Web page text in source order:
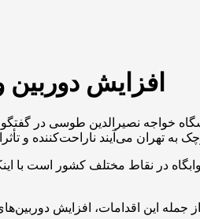
افزایش
خواجه نصیرالدین طوسی در گفتگو
به تهران می‌آیند ناراحت‌کننده و
اظهار کرد: دانشگاه ما دارای ۱۳ خوابگاه در
این اقدامات، افزایش دوربین‌های